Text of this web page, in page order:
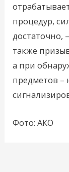
процедур,
достаточно,
также
а при
предметов –
Фото: АКО